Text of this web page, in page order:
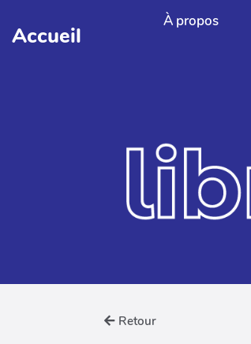
Aller au contenu principal
Accueil
À propos
Retour